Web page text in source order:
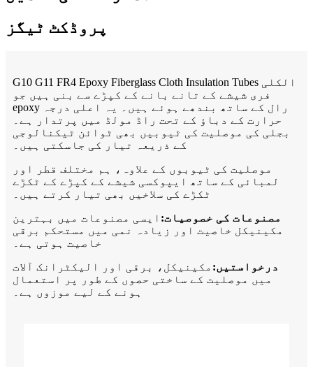
پروڈکٹ ٹیگز
G10 G11 FR4 Epoxy Fiberglass Cloth Insulation Tubes الکلی
فری شیشے کے تانے بانے کے کپڑے سے بنی ہیں جو
epoxy رال کے ساتھ بندھے ہوئے ہیں۔ یہ اعلی درجہ
حرارت کے دباؤ کے تحت راڈ مولڈ میں پرتدار ہے۔
بجلی کی موصلیت کی ٹیوبیں بھی ٹوائن ٹیکنالوجی
کے ذریعہ تیار کی جاسکتی ہیں۔
موصلیت کی ٹیوبوں کے علاوہ، ہم مختلف قطر اور
لمبائی کے ساتھ ایپوکسی شیشے کے کپڑے کے ٹکڑے
ٹکڑے کی سلاخیں بھی تیار کرتے ہیں۔
مصنوعات کی خصوصیات: ایسی مصنوعات میں بہترین
مکینیکل خاصیت اور زیادہ نمی میں مستحکم برقی
خاصیت ہوتی ہے۔
درخواستیں: مکینیکل، برقی اور الیکٹرانک آلات
میں موصلیت کے ساختی حصوں کے طور پر استعمال
ہونے کے لیے موزوں ہے۔